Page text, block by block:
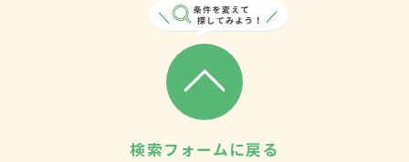
検索フォームに戻る